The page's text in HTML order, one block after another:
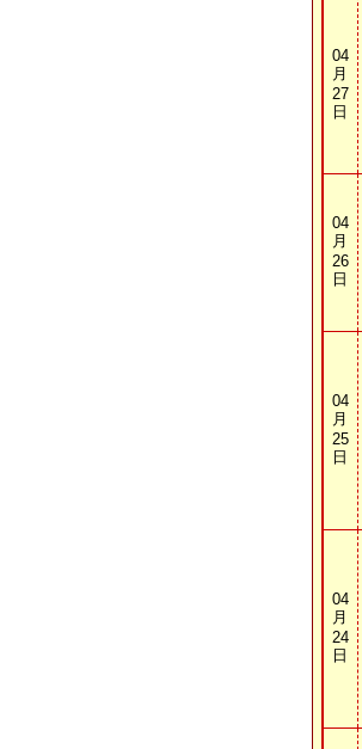
04
月
27
日
04
月
26
日
04
月
25
日
04
月
24
日